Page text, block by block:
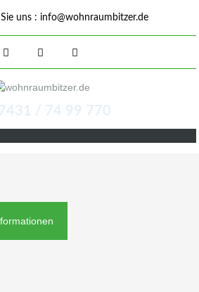
uns : info@wohnraumbitzer.de
/ 74 99 770